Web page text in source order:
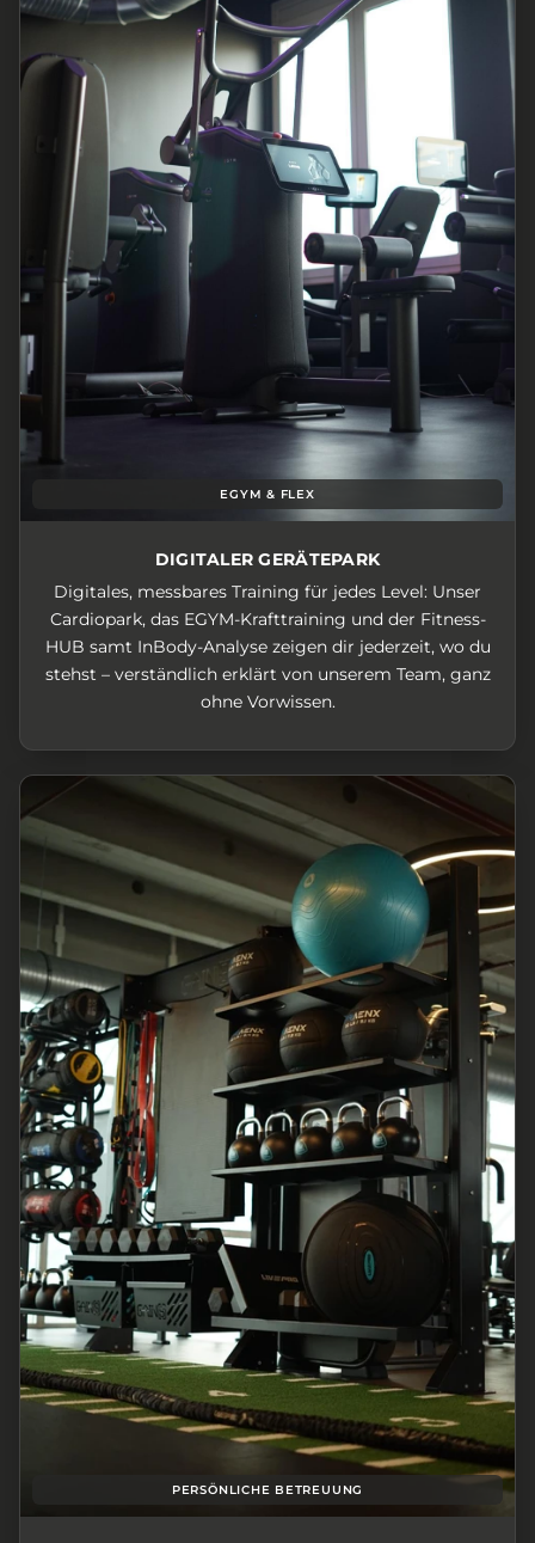
EGYM & FLEX
DIGITALER GERÄTEPARK
Digitales, messbares Training für jedes Level: Unser
Cardiopark, das EGYM-Krafttraining und der Fitness-
HUB samt InBody-Analyse zeigen dir jederzeit, wo du
stehst – verständlich erklärt von unserem Team, ganz
ohne Vorwissen.
PERSÖNLICHE BETREUUNG